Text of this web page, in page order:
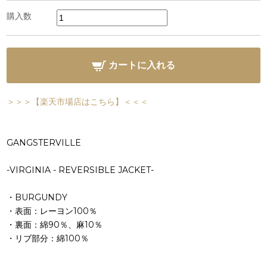
購入数
カートに入れる
＞＞＞【楽天市場店はこちら】＜＜＜
GANGSTERVILLE
-VIRGINIA - REVERSIBLE JACKET-
・BURGUNDY
・表面：レーヨン100％
・裏面：綿90％、麻10％
・リブ部分：綿100％